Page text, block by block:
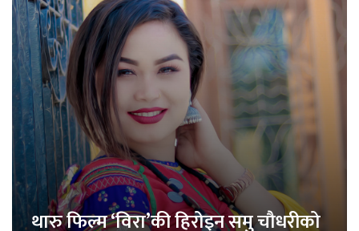
थारु फिल्म ‘विरा’की हिरोइन समु चौधरीको